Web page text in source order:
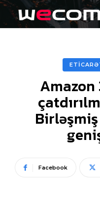
Facebook